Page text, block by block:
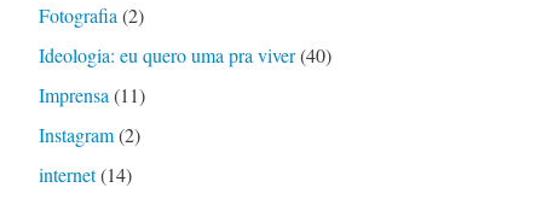
Fotografia (2)
Ideologia: eu quero uma pra viver(40)
Imprensa (11)
Instagram(2)
internet(14)